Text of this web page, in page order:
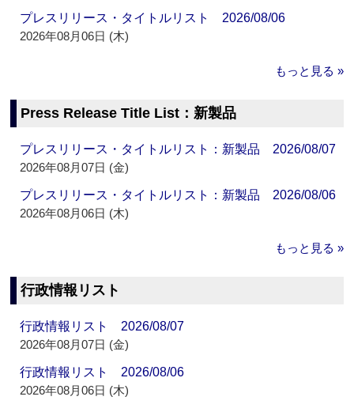
プレスリリース・タイトルリスト 2026/08/06
2026年08月06日 (木)
もっと見る »
Press Release Title List：新製品
プレスリリース・タイトルリスト：新製品 2026/08/07
2026年08月07日 (金)
プレスリリース・タイトルリスト：新製品 2026/08/06
2026年08月06日 (木)
もっと見る »
行政情報リスト
行政情報リスト 2026/08/07
2026年08月07日 (金)
行政情報リスト 2026/08/06
2026年08月06日 (木)